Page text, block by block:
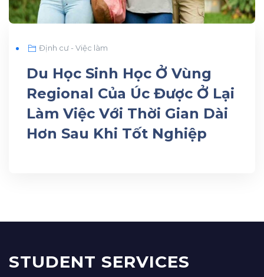
Định cư - Việc làm
Du Học Sinh Học Ở Vùng
Regional Của Úc Được Ở Lại
Làm Việc Với Thời Gian Dài
Hơn Sau Khi Tốt Nghiệp
STUDENT SERVICES